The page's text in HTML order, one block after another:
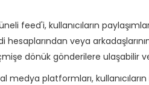
feed'i, kullanıcıların
hesaplarından veya
dönük gönderilere ulaşabilir
medya platformları,